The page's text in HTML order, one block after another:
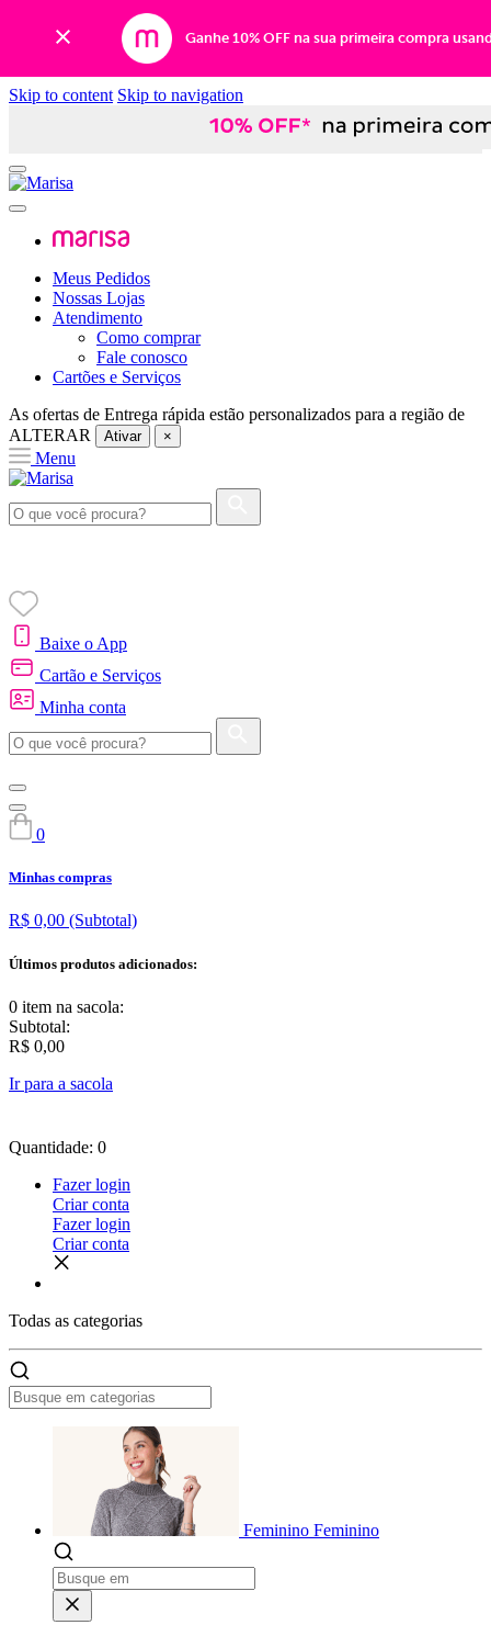
Ganhe 10% OFF na sua primeira compra
Skip to content Skip to navigation
Meus Pedidos
Nossas Lojas
Atendimento
Como comprar
Fale conosco
Cartões e Serviços
As ofertas de Entrega rápida estão personalizados para a região de
ALTERAR
Ativar ×
Menu
Baixe o App
Cartão e Serviços
Minha conta
0
Minhas compras
R$ 0,00 (Subtotal)
Últimos produtos adicionados:
0 item na sacola:
Subtotal:
R$ 0,00
Ir para a sacola
Quantidade: 0
Fazer login
Criar conta
Fazer login
Criar conta
Todas as categorias
Feminino Feminino